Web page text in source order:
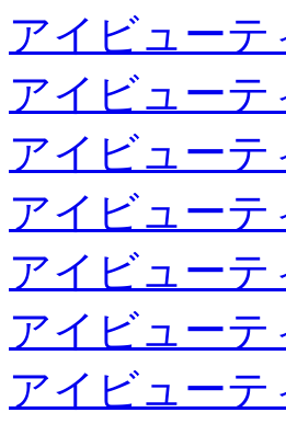
アイビュー
アイビュー
アイビュー
アイビュー
アイビュー
アイビュー
アイビュー